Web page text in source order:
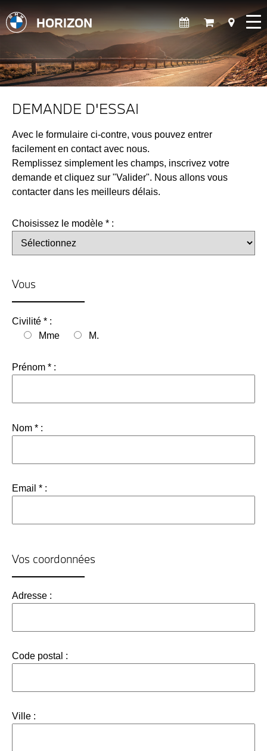
HORIZON
DEMANDE D'ESSAI
Avec le formulaire ci-contre, vous pouvez entrer
facilement en contact avec nous.
Remplissez simplement les champs, inscrivez votre
demande et cliquez sur "Valider". Nous allons vous
contacter dans les meilleurs délais.
Choisissez le modèle * :
Vous
Civilité * :
Mme
M.
Prénom * :
Nom * :
Email * :
Vos coordonnées
Adresse :
Code postal :
Ville :